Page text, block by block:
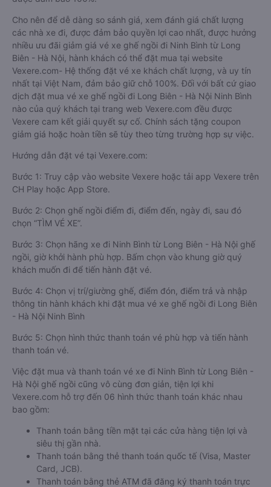
Cho nên để dễ dàng so sánh giá, xem đánh giá chất lượng
các nhà xe đi, được đảm bảo quyền lợi cao nhất, được hưởng
nhiều ưu đãi giảm giá vé xe ghế ngồi đi Ninh Bình từ Long
Biên - Hà Nội, hành khách có thể đặt mua tại website
Vexere.com- Hệ thống đặt vé xe khách chất lượng, và uy tín
nhất tại Việt Nam, đảm bảo giữ chỗ 100%. Đối với bất cứ giao
dịch đặt mua vé xe ghế ngồi đi Long Biên - Hà Nội Ninh Bình
nào của quý khách tại trang web Vexere.com đều được
Vexere cam kết giải quyết sự cố. Chính sách tặng coupon
giảm giá hoặc hoàn tiền sẽ tùy theo từng trường hợp sự việc.
Hướng dẫn đặt vé tại Vexere.com:
Bước 1: Truy cập vào website Vexere hoặc tải app Vexere trên
CH Play hoặc App Store.
Bước 2: Chọn ghế ngồi điểm đi, điểm đến, ngày đi, sau đó
chọn “TÌM VÉ XE”.
Bước 3: Chọn hãng xe đi Ninh Bình từ Long Biên - Hà Nội ghế
ngồi, giờ khởi hành phù hợp. Bấm chọn vào khung giờ quý
khách muốn đi để tiến hành đặt vé.
Bước 4: Chọn vị trí/giường ghế, điểm đón, điểm trả và nhập
thông tin hành khách khi đặt mua vé xe ghế ngồi đi Long Biên
- Hà Nội Ninh Bình
Bước 5: Chọn hình thức thanh toán vé phù hợp và tiến hành
thanh toán vé.
Việc đặt mua và thanh toán vé xe đi Ninh Bình từ Long Biên -
Hà Nội ghế ngồi cũng vô cùng đơn giản, tiện lợi khi
Vexere.com hỗ trợ đến 06 hình thức thanh toán khác nhau
bao gồm:
Thanh toán bằng tiền mặt tại các cửa hàng tiện lợi và
siêu thị gần nhà.
Thanh toán bằng thẻ thanh toán quốc tế (Visa, Master
Card, JCB).
Thanh toán bằng thẻ ATM đã đăng ký thanh toán trực